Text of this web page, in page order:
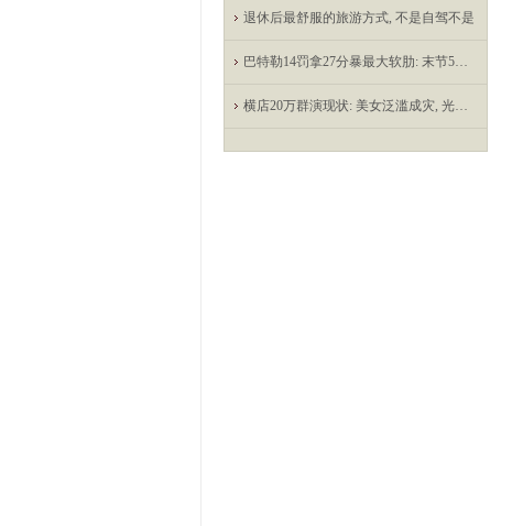
退休后最舒服的旅游方式, 不是自驾不是
巴特勒14罚拿27分暴最大软肋: 末节5中0被
横店20万群演现状: 美女泛滥成灾, 光棍懒